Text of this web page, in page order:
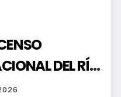
DEL RÍO